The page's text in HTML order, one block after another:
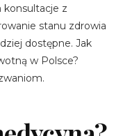
z
stanu zdrowia
dostępne. Jak
w Polsce?